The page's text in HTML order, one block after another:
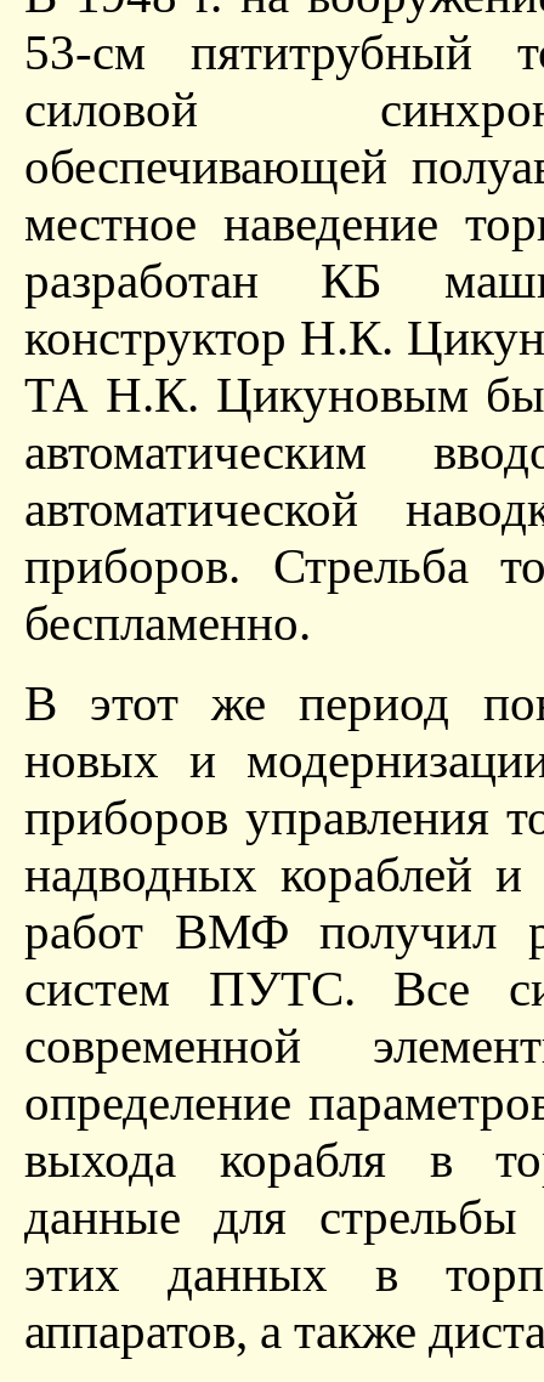
53-см пятитрубный
силовой
обеспечивающей
местное наведение
разработан КБ
конструктор Н.К.
ТА Н.К. Цикуновым
автоматическим
автоматической
приборов. Стрельба
беспламенно.
В этот же период
новых и
приборов управления
надводных кораблей и
работ ВМФ получил
систем ПУТС. Все
современной
определение
выхода корабля в
данные для стрельбы
этих данных в
аппаратов, а также